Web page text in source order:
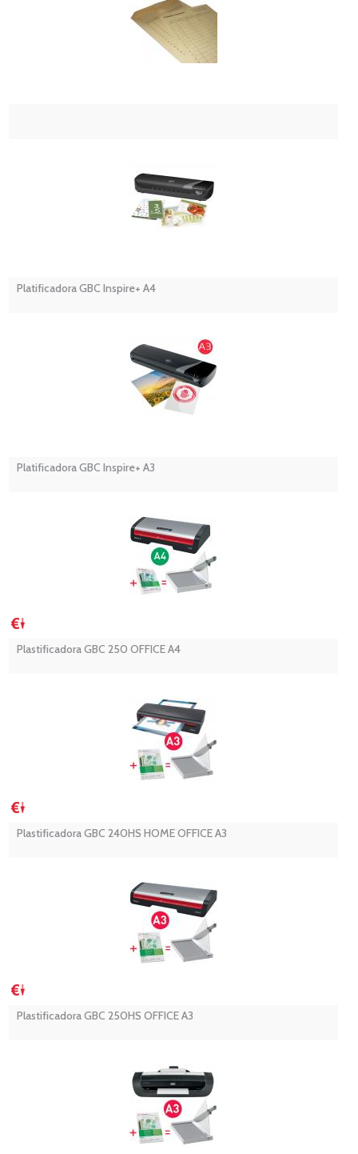
Platificadora GBC Inspire+ A4
Platificadora GBC Inspire+ A3
Plastificadora GBC 250 OFFICE A4
Plastificadora GBC 240HS HOME OFFICE A3
Plastificadora GBC 250HS OFFICE A3